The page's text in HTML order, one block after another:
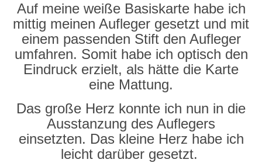
Auf meine weiße Basiskarte habe ich
mittig meinen Aufleger gesetzt und mit
einem passenden Stift den Aufleger
umfahren. Somit habe ich optisch den
Eindruck erzielt, als hätte die Karte
eine Mattung.
Das große Herz konnte ich nun in die
Ausstanzung des Auflegers
einsetzten. Das kleine Herz habe ich
leicht darüber gesetzt.